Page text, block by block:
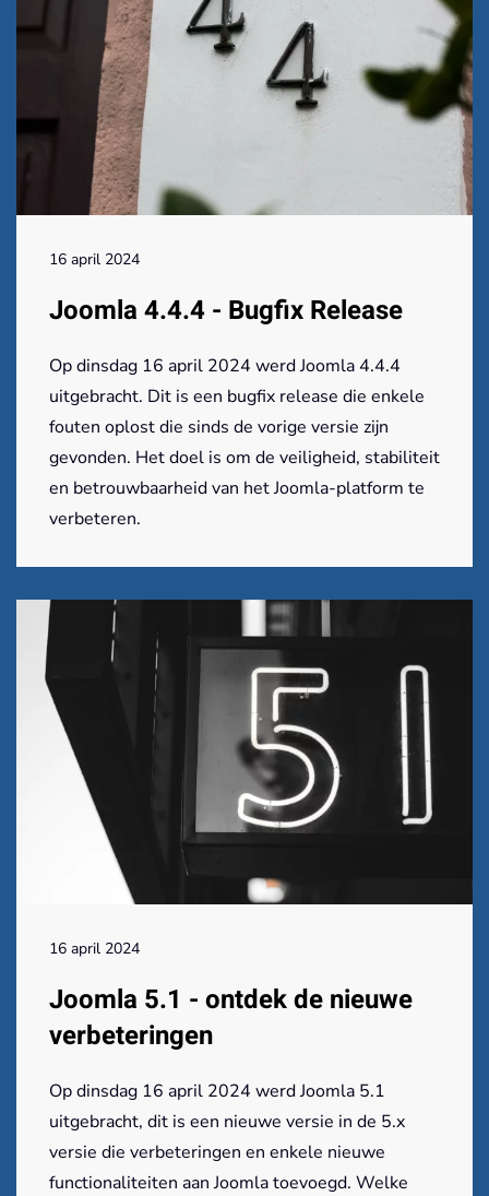
16 april 2024
Joomla 4.4.4 - Bugfix Release
Op dinsdag 16 april 2024 werd Joomla 4.4.4
uitgebracht. Dit is een bugfix release die enkele
fouten oplost die sinds de vorige versie zijn
gevonden. Het doel is om de veiligheid, stabiliteit
en betrouwbaarheid van het Joomla-platform te
verbeteren.
16 april 2024
Joomla 5.1 - ontdek de nieuwe
verbeteringen
Op dinsdag 16 april 2024 werd Joomla 5.1
uitgebracht, dit is een nieuwe versie in de 5.x
versie die verbeteringen en enkele nieuwe
functionaliteiten aan Joomla toevoegd. Welke